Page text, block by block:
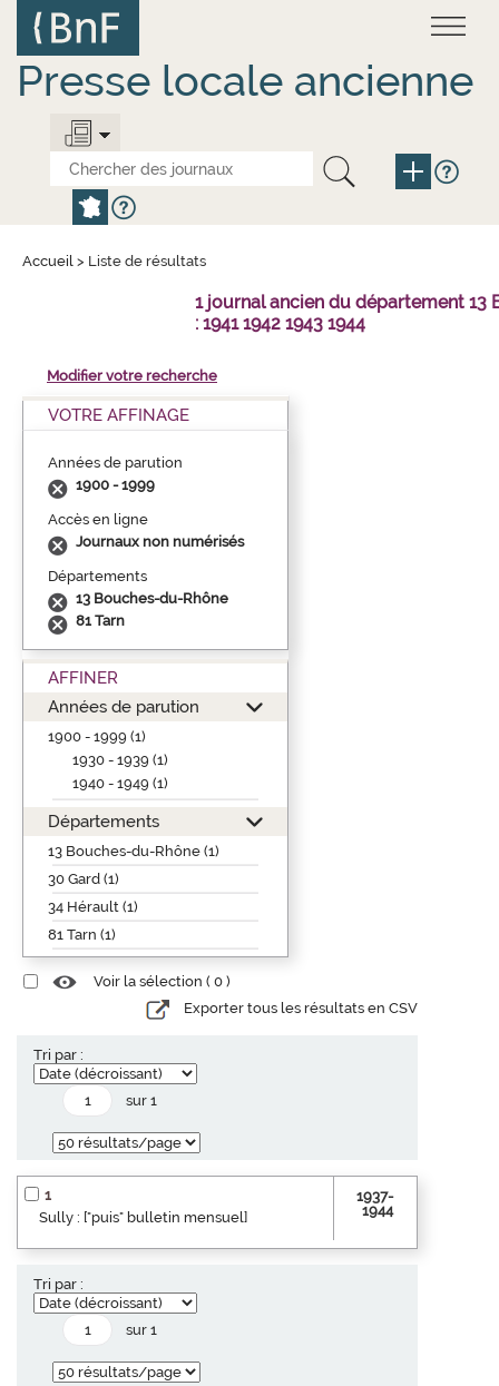
contenu
principal
Presse locale ancienne
Accueil > Liste de résultats
1 journal ancien du département
: 1941 1942 1943 1944
Modifier votre recherche
VOTRE AFFINAGE
Années de parution
1900 - 1999
Accès en ligne
Journaux non numérisés
Départements
13 Bouches-du-Rhône
81 Tarn
AFFINER
Années de parution
1900 - 1999 (1)
1930 - 1939 (1)
1940 - 1949 (1)
Départements
13 Bouches-du-Rhône (1)
30 Gard (1)
34 Hérault (1)
81 Tarn (1)
Voir la sélection ( 0 )
Exporter tous les résultats en CSV
Tri par :
sur 1
1
Sully : ["puis" bulletin mensuel]
1937-
1944
Tri par :
sur 1
Panneau de gestion des cookies